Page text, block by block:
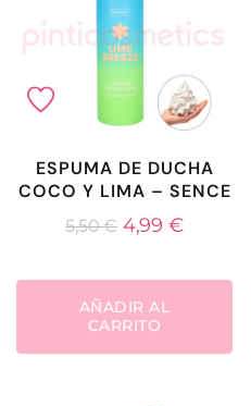
ESPUMA DE DUCHA
COCO Y LIMA – SENCE
5,50€ 4,99 €
AÑADIR AL
CARRITO